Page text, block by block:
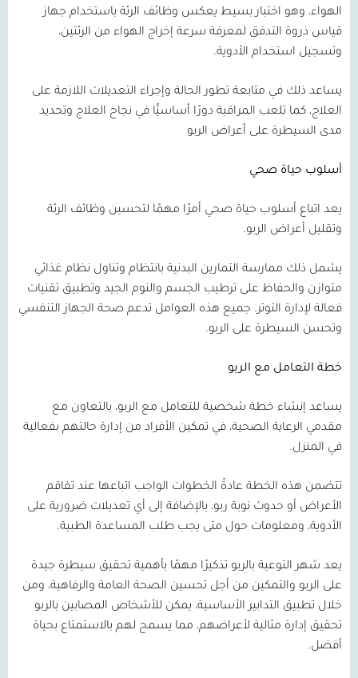
الهواء، وهو اختبار بسيط يعكس وظائف الرئة باستخدام جهاز
قياس ذروة التدفق لمعرفة سرعة إخراج الهواء من الرئتين،
وتسجيل استخدام الأدوية.
يساعد ذلك في متابعة تطور الحالة وإجراء التعديلات اللازمة على
العلاج، كما تلعب المراقبة دورًا أساسيًّا في نجاح العلاج وتحديد
مدى السيطرة على أعراض الربو
أسلوب حياة صحي
يعد اتباع أسلوب حياة صحي أمرًا مهمًا لتحسين وظائف الرئة
وتقليل أعراض الربو.
يشمل ذلك ممارسة التمارين البدنية بانتظام وتناول نظام غذائي
متوازن والحفاظ على ترطيب الجسم والنوم الجيد وتطبيق تقنيات
فعالة لإدارة التوتر. جميع هذه العوامل تدعم صحة الجهاز التنفسي
وتحسن السيطرة على الربو.
خطة التعامل مع الربو
يساعد إنشاء خطة شخصية للتعامل مع الربو، بالتعاون مع
مقدمي الرعاية الصحية، في تمكين الأفراد من إدارة حالتهم بفعالية
في المنزل.
تتضمن هذه الخطة عادةً الخطوات الواجب اتباعها عند تفاقم
الأعراض أو حدوث نوبة ربو، بالإضافة إلى أي تعديلات ضرورية على
الأدوية، ومعلومات حول متى يجب طلب المساعدة الطبية.
يعد شهر التوعية بالربو تذكيرًا مهمًا بأهمية تحقيق سيطرة جيدة
على الربو والتمكين من أجل تحسين الصحة العامة والرفاهية، ومن
خلال تطبيق التدابير الأساسية، يمكن للأشخاص المصابين بالربو
تحقيق إدارة مثالية لأعراضهم، مما يسمح لهم بالاستمتاع بحياة
أفضل.